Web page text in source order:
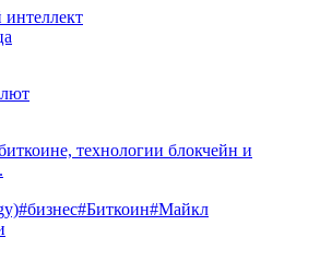
технологии блокчейн и
#бизнес#Биткоин#Майкл